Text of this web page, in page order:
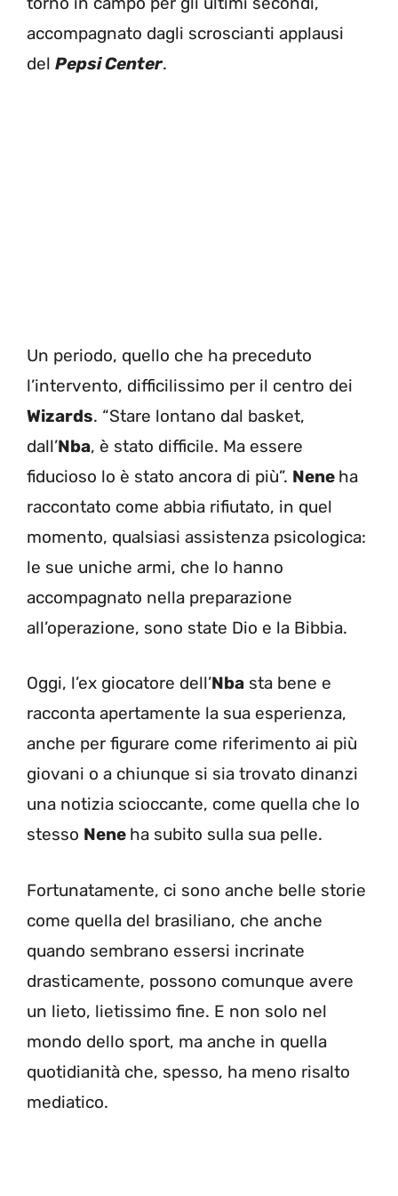
accompagnato dagli scroscianti applausi
del Pepsi Center.
Un periodo, quello che ha preceduto
l’intervento, difficilissimo per il centro dei
Wizards. “Stare lontano dal basket,
dall’Nba, è stato difficile. Ma essere
fiducioso lo è stato ancora di più”. Nene ha
raccontato come abbia rifiutato, in quel
momento, qualsiasi assistenza psicologica:
le sue uniche armi, che lo hanno
accompagnato nella preparazione
all’operazione, sono state Dio e la Bibbia.
Oggi, l’ex giocatore dell’Nba sta bene e
racconta apertamente la sua esperienza,
anche per figurare come riferimento ai più
giovani o a chiunque si sia trovato dinanzi
una notizia scioccante, come quella che lo
stesso Nene ha subito sulla sua pelle.
Fortunatamente, ci sono anche belle storie
come quella del brasiliano, che anche
quando sembrano essersi incrinate
drasticamente, possono comunque avere
un lieto, lietissimo fine. E non solo nel
mondo dello sport, ma anche in quella
quotidianità che, spesso, ha meno risalto
mediatico.